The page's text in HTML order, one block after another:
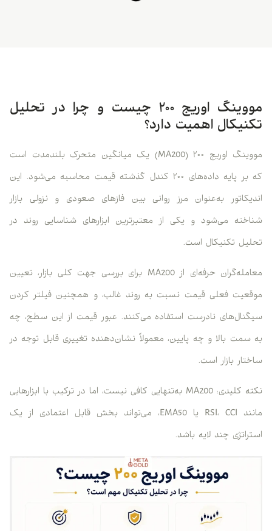
مووینگ اوریج ۲۰۰ چیست و چرا در تحلیل
تکنیکال اهمیت دارد؟
مووینگ اوریج ۲۰۰ (MA200) یک میانگین متحرک بلندمدت است
که بر پایه داده‌های ۲۰۰ کندل گذشته قیمت محاسبه می‌شود. این
اندیکاتور به‌عنوان مرز روانی بین فازهای صعودی و نزولی بازار
شناخته می‌شود و یکی از معتبرترین ابزارهای شناسایی روند در
تحلیل تکنیکال است.
معامله‌گران حرفه‌ای از MA200 برای بررسی جهت کلی بازار، تعیین
موقعیت فعلی قیمت نسبت به روند غالب، و همچنین فیلتر کردن
سیگنال‌های نادرست استفاده می‌کنند. عبور قیمت از این سطح، چه
به سمت بالا و چه پایین، معمولاً نشان‌دهنده تغییری قابل توجه در
ساختار بازار است.
نکته کلیدی: MA200 به‌تنهایی کافی نیست، اما در ترکیب با ابزارهایی
مانند RSI، CCI یا EMA50، می‌تواند بخش قابل اعتمادی از یک
استراتژی چند لایه باشد.